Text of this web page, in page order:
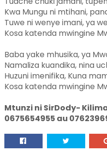
Kwa Mungu ni mtihani,
Tuwe ni wenye imani, ya
Kosa katenda mwingine
Baba yake mhusika, ya
Namaliza kuandika, nina
Huzuni imenifika, Kuna
Kosa katenda mwingine
Mtunzi ni SirDody-
0675654955 au